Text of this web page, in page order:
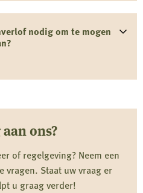
nodig om te mogen
ons?
of regelgeving? Neem een
vragen. Staat uw vraag er
u graag verder!